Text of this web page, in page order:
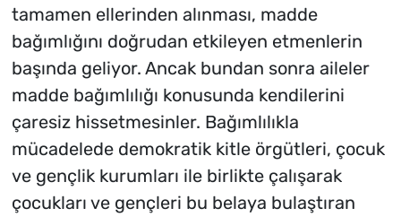
tamamen ellerinden alınması, madde
bağımlığını doğrudan etkileyen etmenlerin
başında geliyor. Ancak bundan sonra aileler
madde bağımlılığı konusunda kendilerini
çaresiz hissetmesinler. Bağımlılıkla
mücadelede demokratik kitle örgütleri, çocuk
ve gençlik kurumları ile birlikte çalışarak
çocukları ve gençleri bu belaya bulaştıran